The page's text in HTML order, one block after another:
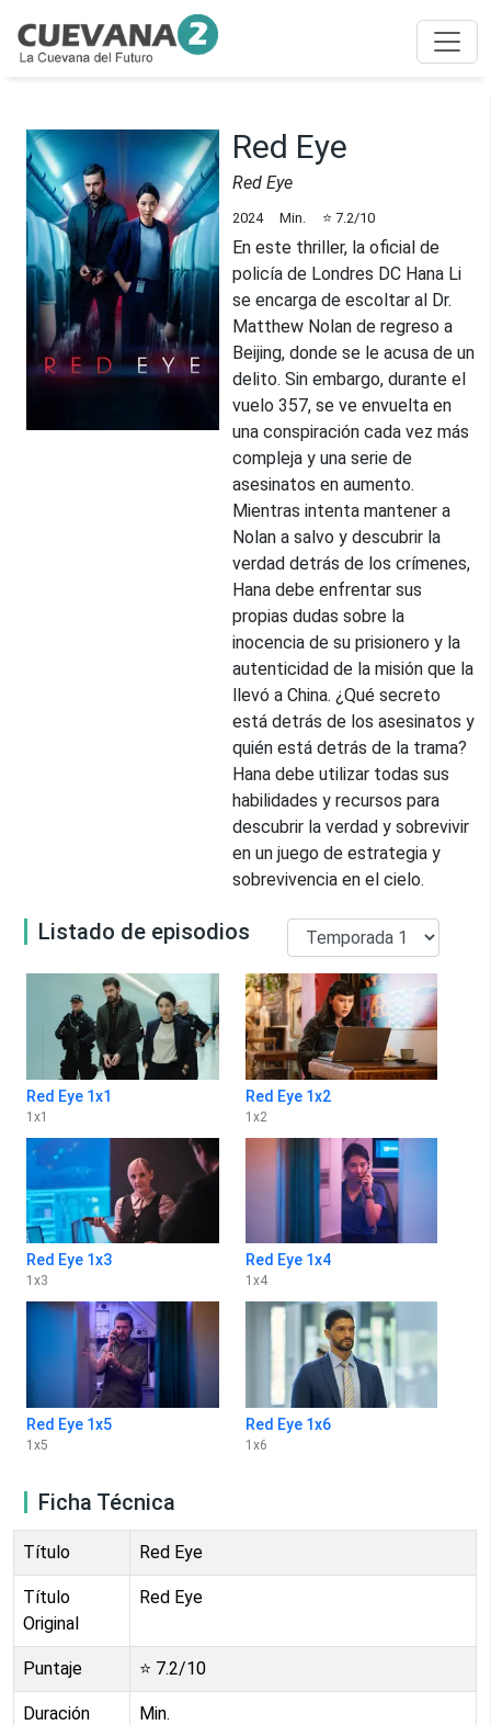
Red Eye
Red Eye
2024 Min. ⭐ 7.2/10
En este thriller, la oficial de
policía de Londres DC Hana Li
se encarga de escoltar al Dr.
Matthew Nolan de regreso a
Beijing, donde se le acusa de un
delito. Sin embargo, durante el
vuelo 357, se ve envuelta en
una conspiración cada vez más
compleja y una serie de
asesinatos en aumento.
Mientras intenta mantener a
Nolan a salvo y descubrir la
verdad detrás de los crímenes,
Hana debe enfrentar sus
propias dudas sobre la
inocencia de su prisionero y la
autenticidad de la misión que la
llevó a China. ¿Qué secreto
está detrás de los asesinatos y
quién está detrás de la trama?
Hana debe utilizar todas sus
habilidades y recursos para
descubrir la verdad y sobrevivir
en un juego de estrategia y
sobrevivencia en el cielo.
Listado de episodios
Red Eye 1x1
1 x1
Red Eye 1x2
1 x2
Red Eye 1x3
1 x3
Red Eye 1x4
1 x4
Red Eye 1x5
1 x5
Red Eye 1x6
1 x6
Ficha Técnica
Título Red Eye
Título
Original
Red Eye
Puntaje ⭐ 7.2/10
Duración Min.